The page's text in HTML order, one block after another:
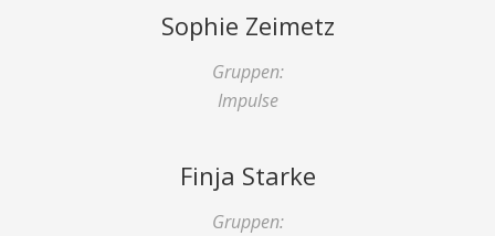
Sophie Zeimetz
Gruppen:
Impulse
Finja Starke
Gruppen: